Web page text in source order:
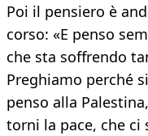
Poi il pensiero è
corso: «E penso
che sta soffrendo
Preghiamo perché
penso alla
torni la pace, che ci